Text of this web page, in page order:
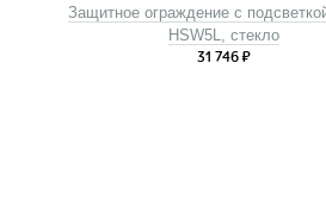
Защитное ограждение с
HSW5L, стекло
31 746₽